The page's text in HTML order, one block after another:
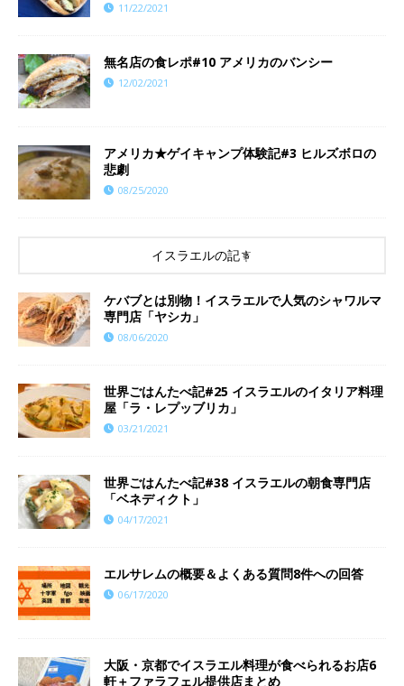
11/22/2021
無名店の食レポ#10 アメリカのバンシー
12/02/2021
アメリカ★ゲイキャンプ体験記#3 ヒルズボロの
悲劇
08/25/2020
イスラエルの記事
ケバブとは別物！イスラエルで人気のシャワルマ
専門店「ヤシカ」
08/06/2020
世界ごはんたべ記#25 イスラエルのイタリア料理
屋「ラ・レプッブリカ」
03/21/2021
世界ごはんたべ記#38 イスラエルの朝食専門店
「ベネディクト」
04/17/2021
エルサレムの概要＆よくある質問8件への回答
06/17/2020
大阪・京都でイスラエル料理が食べられるお店6
軒＋ファラフェル提供店まとめ